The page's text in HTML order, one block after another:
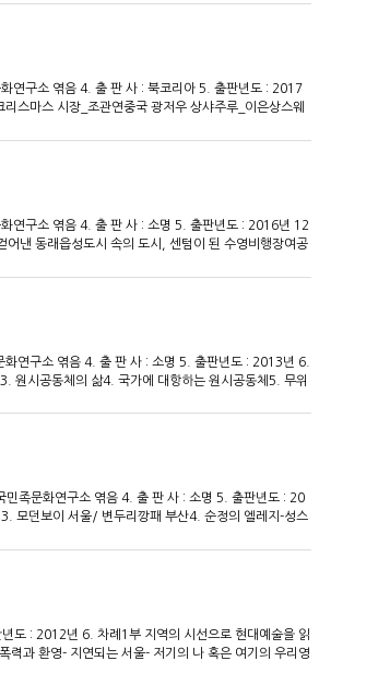
연구소 엮음 4. 출 판 사 : 북코리아 5. 출판년도 : 2017
스마스 시장_조관연중국 광저우 상샤주루_이은상스웨
시장_채유정아르헨티나 부에노스아이레스 산텔모 시장
장_신지은시장은 만남이다이집트 카이로 카릴리 시장_
시장_데이비드 윌리엄 김
연구소 엮음 4. 출 판 사 : 소명 5. 출판년도 : 2016년 12
낸 동래읍성도시 속의 도시, 센텀이 된 수영비행장여공
리'와 '민족의 다리'사이의 영도대교25년 만의 부활, 부
일탈의 공간, 금강공원샘이 깊은 만큼 역사도 깊은 동
야구장화려하지만 외로운 섬'영화의 전당'해운대 아닌
기를 간직한 부산화교 삶의 터전인간과 자연의 공존을
권술렁이는 가덕도, 주인이 바뀐 가덕도새롭게 발견되는
연구소 엮음 4. 출 판 사 : 소명 5. 출판년도 : 2013년 6.
원시공동체의 삶4. 국가에 대항하는 원시공동체5. 무위
공동체 구상을 위한 조건들4. 변화와 선례2부-고단한 여
파트와 재개발5. 공존과 공생을 위하여> 사라지는 언
화와 일상적 공간의 의미5. 랜드마크와 일상의 삶3부-
답이다4. 혼자 놀기5. 실험적 놀이> 지역 살림살이와
4. 사회적 경제의 다양한 실천> 로컬푸드와 슬로푸드 /
러다임의 변화를 위한 노력
족문화연구소 엮음 4. 출 판 사 : 소명 5. 출판년도 : 20
모던보이 서울/ 변두리깡패 부산4. 순정의 엘레지-성스
/ 박수경1. 나가이 다카시와 피폭지, 우라카미2. 나가이
술을 통한 베이징 다시 만들기 / 박정희1. 도시재생-공
나, 현지인의 삶을 볼 수 있는 마닐라의 슬럼4. 영화 밖
도 : 2012년 6. 차례1부 지역의 시선으로 현대예술을 읽
력과 환영- 지연되는 서울- 저기의 나 혹은 여기의 우리영